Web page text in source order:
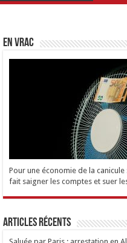
EN VRAC
Pour une économie de la
fait saigner les comptes et suer
Articles Récents